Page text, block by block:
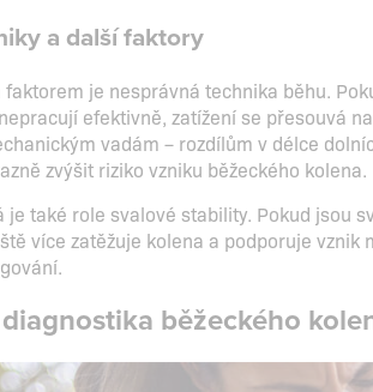
a další faktory
je nesprávná technika běhu.
efektivně, zatížení se přesouvá
vadám – rozdílům v délce
zvýšit riziko vzniku běžeckého kolena.
je také role svalové stability. Pokud jsou
více zatěžuje kolena a podporuje
běžeckého